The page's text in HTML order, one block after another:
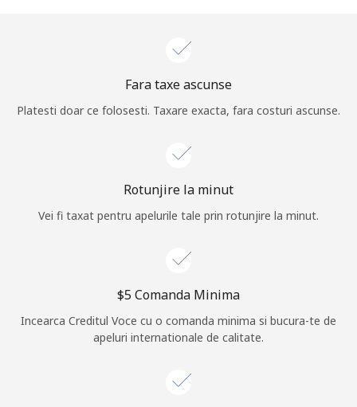
Buna!
Fara taxe ascunse
Platesti doar ce folosesti. Taxare exacta, fara costuri ascunse.
Rotunjire la minut
Vei fi taxat pentru apelurile tale prin rotunjire la minut.
⁦$5⁩ Comanda Minima
Incearca Creditul Voce cu o comanda minima si bucura-te de
apeluri internationale de calitate.